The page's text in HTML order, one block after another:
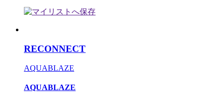
RECONNECT
AQUABLAZE
AQUABLAZE